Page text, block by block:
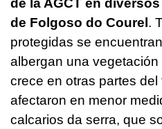
de la AGCT en
de Folgoso do Courel .
protegidas se
albergan una
crece en otras partes del
afectaron en menor
calcarios da serra, que